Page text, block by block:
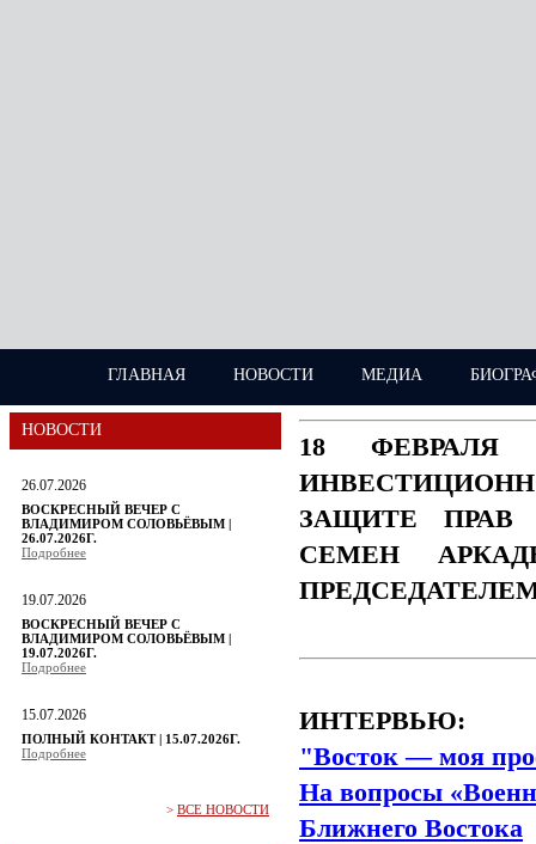
ГЛАВНАЯ НОВОСТИ МЕДИА
НОВОСТИ
26.07.2026
ВОСКРЕСНЫЙ ВЕЧЕР С
ВЛАДИМИРОМ СОЛОВЬЁВЫМ |
26.07.2026Г.
Подробнее
19.07.2026
ВОСКРЕСНЫЙ ВЕЧЕР С
ВЛАДИМИРОМ СОЛОВЬЁВЫМ |
19.07.2026Г.
Подробнее
15.07.2026
ПОЛНЫЙ КОНТАКТ | 15.07.2026Г.
Подробнее
> ВСЕ НОВОСТИ
18 ФЕВРАЛЯ
ЗАЩИТЕ ПРАВ
СЕМЕН
ИНТЕРВЬЮ:
"Восток — моя
На вопросы
Ближнего Востока